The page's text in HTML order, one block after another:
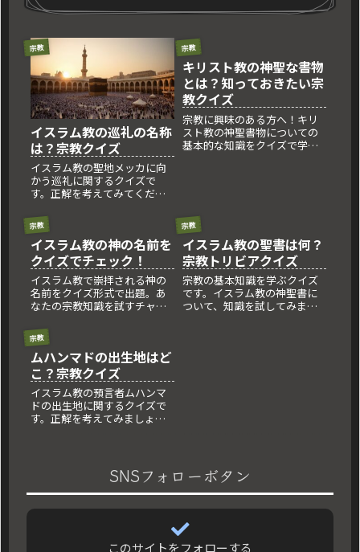
宗教
イスラム教の巡礼の名称
は？宗教クイズ
イスラム教の聖地メッカに向
かう巡礼に関するクイズで
す。正解を考えてみてくださ
宗教
キリスト教の神聖な書物
とは？知っておきたい宗
教クイズ
宗教に興味のある方へ！キリ
スト教の神聖書物についての
基本的な知識をクイズで学び
宗教
イスラム教の神の名前を
クイズでチェック！
イスラム教で崇拝される神の
名前をクイズ形式で出題。あ
なたの宗教知識を試すチャン
宗教
イスラム教の聖書は何？
宗教トリビアクイズ
宗教の基本知識を学ぶクイズ
です。イスラム教の神聖書に
ついて、知識を試してみまし
宗教
ムハンマドの出生地はど
こ？宗教クイズ
イスラム教の預言者ムハンマ
ドの出生地に関するクイズで
す。正解を考えてみましょ
SNSフォローボタン
このサイトをフォローする